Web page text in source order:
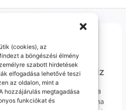
(cookies), az
a böngészési élmény
szabott hirdetések
elfogadása lehetővé teszi
az oldalon, mint a
hozzájárulás megtagadása
funkciókat és
Futár & Szerviz
messze laksz, mi megyünk a
Garanciális probléma